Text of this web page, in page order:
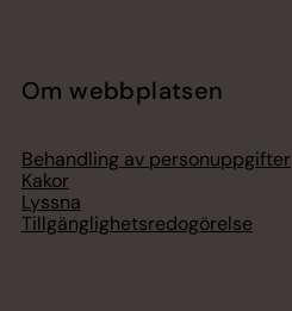
Om webbplatsen
Behandling av personuppgifter
Kakor
Lyssna
Tillgänglighetsredogörelse